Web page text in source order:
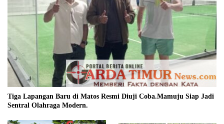
Disiplin, Loyalitas, dan Komunikasi Publik Jadi Kunci Pengabdian
Prajurit.
Selengkapnya
Otomotif
Ini adalah contoh keterangan untuk widget dengan kategori
otomotif, anda bisa dengan mudah memasukkannya pada widget.
SMKN 5 Gowa Kategori Duta Entrepreneur,